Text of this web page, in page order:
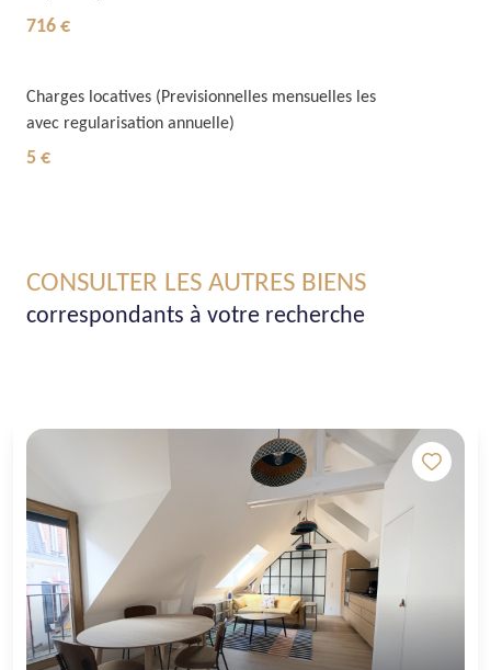
716 €
Charges locatives (Previsionnelles mensuelles les
avec regularisation annuelle)
5 €
CONSULTER LES AUTRES BIENS
correspondants à votre recherche